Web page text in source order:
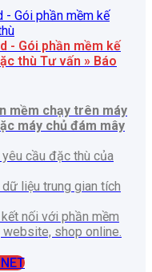
- Gói phần mềm kế
thù Tư vấn » Báo
mềm chạy trên máy
máy chủ đám mây
cầu đặc thù của
liệu trung gian tích
nối với phần mềm
website, shop online.